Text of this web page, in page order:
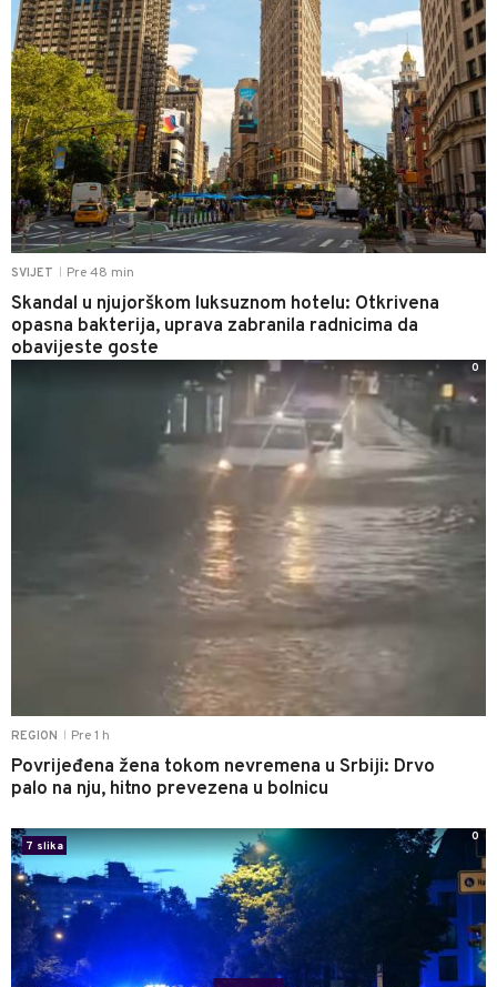
SVIJET Pre 48 min
Skandal u njujorškom luksuznom hotelu: Otkrivena
opasna bakterija, uprava zabranila radnicima da
obavijeste goste
REGION Pre 1 h
Povrijeđena žena tokom nevremena u Srbiji: Drvo
palo na nju, hitno prevezena u bolnicu
0
7 slika
0